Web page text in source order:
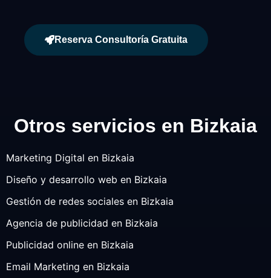
Reserva Consultoría Gratuita
Otros servicios en Bizkaia
Marketing Digital en Bizkaia
Diseño y desarrollo web en Bizkaia
Gestión de redes sociales en Bizkaia
Agencia de publicidad en Bizkaia
Publicidad online en Bizkaia
Email Marketing en Bizkaia